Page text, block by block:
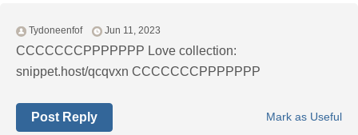
Tydoneenfof Jun 11, 2023
CCCCCCCPPPPPPP Love collection:
snippet.host/qcqvxn CCCCCCCPPPPPPP
Mark as Useful
Post Reply